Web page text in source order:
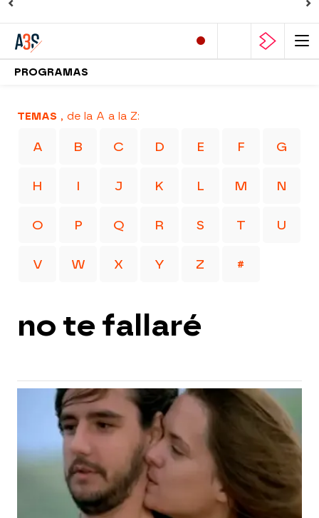
PROGRAMAS
TEMAS , de la A a la Z:
A B C D E F G
H I J K L M N
O P Q R S T U
V W X Y Z #
no te fallaré